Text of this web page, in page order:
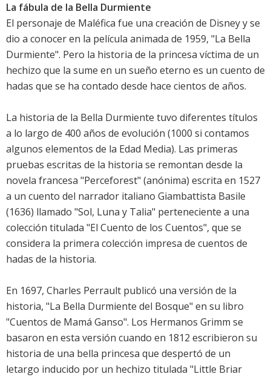
La fábula de la Bella Durmiente
El personaje de Maléfica fue una creación de Disney y se
dio a conocer en la película animada de 1959, "La Bella
Durmiente". Pero la historia de la princesa víctima de un
hechizo que la sume en un sueño eterno es un cuento de
hadas que se ha contado desde hace cientos de años.
La historia de la Bella Durmiente tuvo diferentes títulos
a lo largo de 400 años de evolución (1000 si contamos
algunos elementos de la Edad Media). Las primeras
pruebas escritas de la historia se remontan desde la
novela francesa "Perceforest" (anónima) escrita en 1527
a un cuento del narrador italiano Giambattista Basile
(1636) llamado "Sol, Luna y Talia" perteneciente a una
colección titulada "El Cuento de los Cuentos", que se
considera la primera colección impresa de cuentos de
hadas de la historia.
En 1697, Charles Perrault publicó una versión de la
historia, "La Bella Durmiente del Bosque" en su libro
"Cuentos de Mamá Ganso". Los Hermanos Grimm se
basaron en esta versión cuando en 1812 escribieron su
historia de una bella princesa que despertó de un
letargo inducido por un hechizo titulada "Little Briar